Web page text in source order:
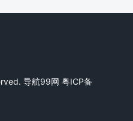
导航99网 粤ICP备